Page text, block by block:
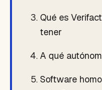
Qué es
tener
A qué
Software